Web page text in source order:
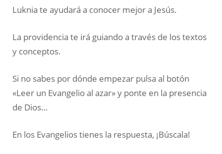
Luknia te ayudará a conocer mejor a Jesús.
La providencia te irá guiando a través de los textos
y conceptos.
Si no sabes por dónde empezar pulsa al botón
«Leer un Evangelio al azar» y ponte en la presencia
de Dios…
En los Evangelios tienes la respuesta, ¡Búscala!